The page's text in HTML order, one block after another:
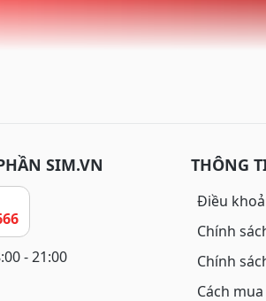
SIM.VN
- 21:00
THÔNG
Điều
Chính
Chính
Cách